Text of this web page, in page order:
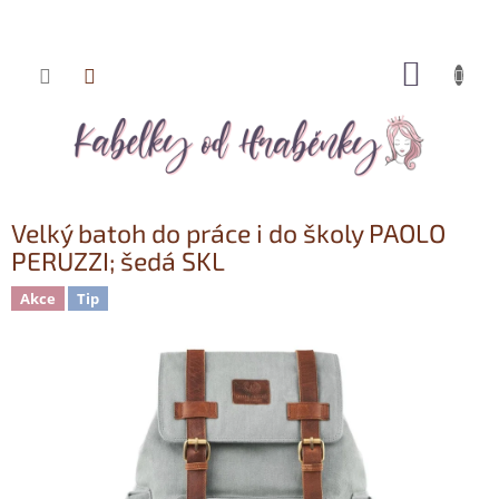
Přejít
Velký batoh do práce i do školy PAOLO
PERUZZI; šedá SKL
Akce Tip